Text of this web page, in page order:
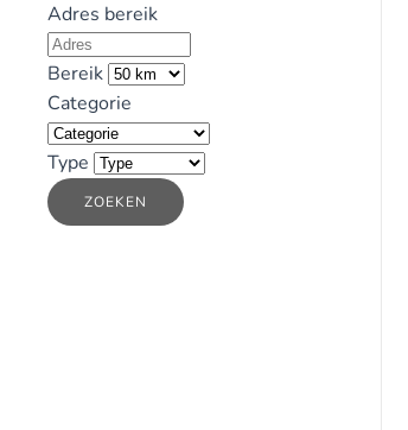
Adres bereik
Bereik
Categorie
Type
ZOEKEN